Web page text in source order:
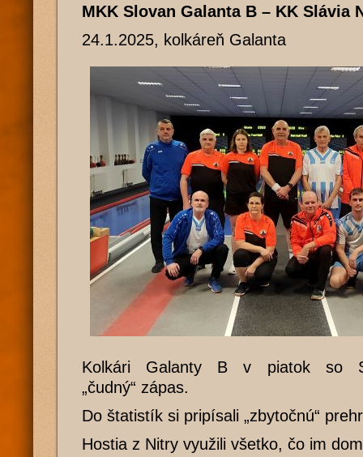
MKK Slovan Galanta B – KK Slávia
24.1.2025, kolkáreň Galanta
Kolkári Galanty B v piatok so
„čudný“ zápas.
Do štatistík si pripísali „zbytočnú“
Hostia z Nitry využili všetko, čo im